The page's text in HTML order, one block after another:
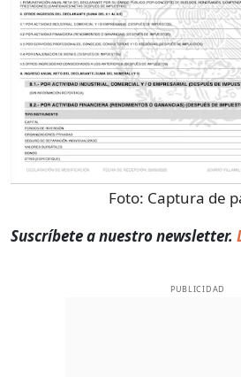
Foto: Captura de
Suscríbete a nuestro newsletter.
PUBLICIDAD